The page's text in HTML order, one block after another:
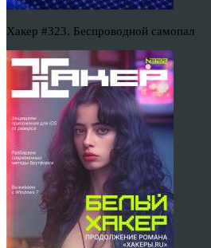
Хакер #323. Беспроводной самопал